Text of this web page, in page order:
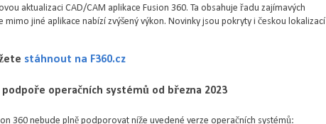
aktualizaci CAD/CAM aplikace Fusion 360. Ta obsahuje řadu zajímavých
jiné aplikace nabízí zvýšený výkon. Novinky jsou pokryty i českou lokalizací
stáhnout na F360.cz
operačních systémů od března 2023
360 nebude plně podporovat níže uvedené verze operačních systémů: